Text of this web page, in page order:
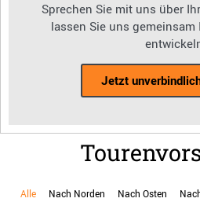
Sprechen Sie mit uns über
lassen Sie uns gemeinsam
Jetzt
Alle Nach Norden Nach Osten